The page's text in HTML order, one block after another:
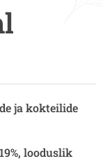
ja kokteilide
looduslik